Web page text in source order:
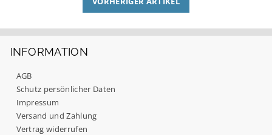
INFORMATION
AGB
Schutz persönlicher Daten
Impressum
Versand und Zahlung
Vertrag widerrufen